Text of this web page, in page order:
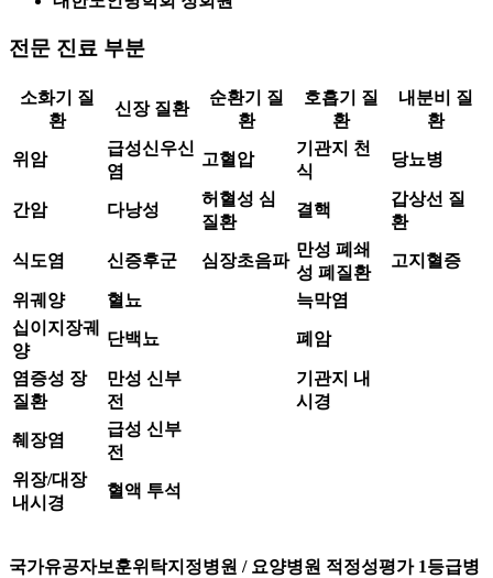
전문 진료 부분
소화기 질
환
신장 질환
순환기 질
환
호흡기 질
환
내분비 질
환
위암
급성신우신
염
고혈압
기관지 천
식
당뇨병
간암 다낭성
허혈성 심
질환
결핵
갑상선 질
환
식도염 신증후군 심장초음파
만성 폐쇄
성 폐질환
고지혈증
위궤양 혈뇨
늑막염
십이지장궤
양
단백뇨 폐암
염증성 장
질환
만성 신부
전
기관지 내
시경
췌장염
급성 신부
전
위장/대장
내시경
혈액 투석
국가유공자보훈위탁지정병원 / 요양병원 적정성평가 1등급병